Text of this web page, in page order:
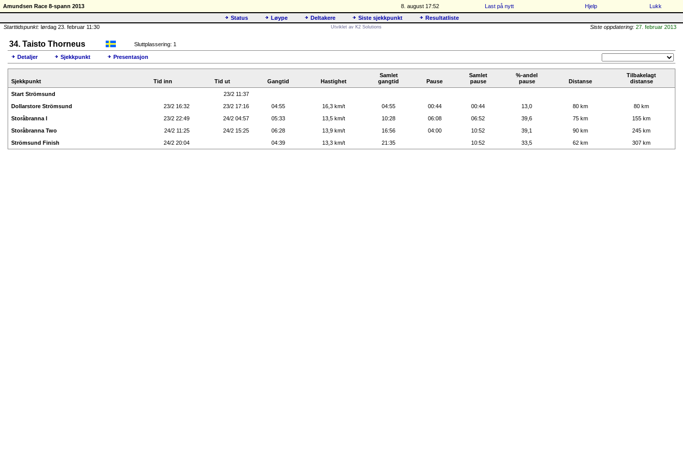
Amundsen Race 8-spann 2013 8. august 17:52 Last på nytt Hjelp
Lukk
Status
Løype Deltakere Siste sjekkpunkt
Resultatliste
Starttidspunkt: lørdag 23. februar 11:30 Utviklet av K2 Solutions Siste oppdatering: 27. februar 2013
34. Taisto Thorneus Sluttplassering: 1
Detaljer Sjekkpunkt Presentasjon
Sjekkpunkt Tid inn Tid ut Gangtid Hastighet
Samlet
gangtid
Pause
Samlet
pause
%-andel
pause
Distanse
Tilbakelagt
distanse
Start Strömsund
23/2 11:37
Dollarstore Strömsund
23/2 16:32 23/2 17:16 04:55 16,3 km/t 04:55 00:44 00:44 13,0 80 km
80 km
Storåbranna I
23/2 22:49 24/2 04:57 05:33 13,5 km/t 10:28 06:08 06:52 39,6 75 km
155 km
Storåbranna Two
24/2 11:25 24/2 15:25 06:28 13,9 km/t 16:56 04:00 10:52 39,1 90 km
245 km
Strömsund Finish
24/2 20:04 04:39 13,3 km/t 21:35 10:52 33,5 62 km 307 km